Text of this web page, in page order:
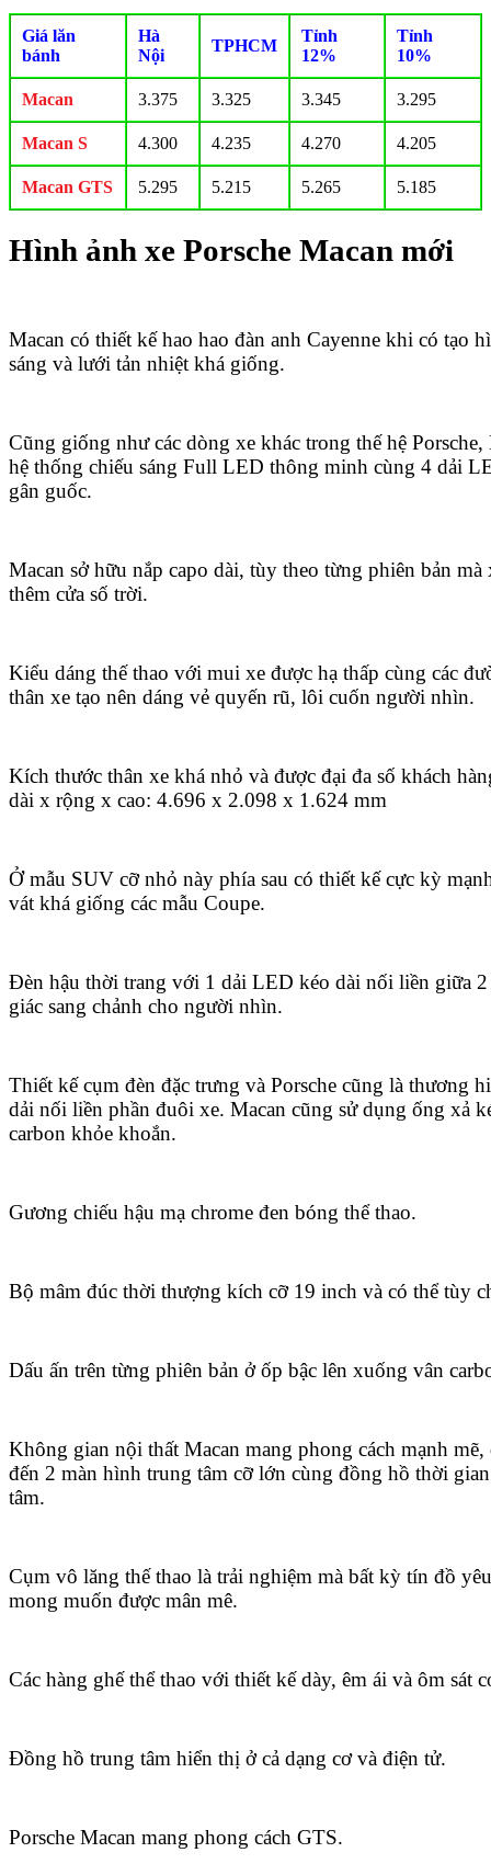
Giá lăn
bánh
Hà
Nội
TPHCM
Tỉnh
12%
Tỉnh
10%
Macan 3.375 3.325 3.345 3.295
Macan S 4.300 4.235 4.270 4.205
Macan GTS 5.295 5.215 5.265 5.185
Hình ảnh xe Porsche Macan mới
Macan có thiết kế hao hao đàn anh Cayenne khi có tạo
sáng và lưới tản nhiệt khá giống.
Cũng giống như các dòng xe khác trong thế hệ
hệ thống chiếu sáng Full LED thông minh cùng 4 dải
gân guốc.
Macan sở hữu nắp capo dài, tùy theo từng phiên bản mà
thêm cửa số trời.
Kiểu dáng thế thao với mui xe được hạ thấp cùng các
thân xe tạo nên dáng vẻ quyến rũ, lôi cuốn người nhìn.
Kích thước thân xe khá nhỏ và được đại đa số khách
dài x rộng x cao: 4.696 x 2.098 x 1.624 mm
Ở mẫu SUV cỡ nhỏ này phía sau có thiết kế cực kỳ
vát khá giống các mẫu Coupe.
Đèn hậu thời trang với 1 dải LED kéo dài nối liền giữa 2
giác sang chảnh cho người nhìn.
Thiết kế cụm đèn đặc trưng và Porsche cũng là thương
dải nối liền phần đuôi xe. Macan cũng sử dụng ống xả
carbon khỏe khoắn.
Gương chiếu hậu mạ chrome đen bóng thể thao.
Bộ mâm đúc thời thượng kích cỡ 19 inch và có thể tùy
Dấu ấn trên từng phiên bản ở ốp bậc lên xuống vân
Không gian nội thất Macan mang phong cách mạnh
đến 2 màn hình trung tâm cỡ lớn cùng đồng hồ thời
tâm.
Cụm vô lăng thế thao là trải nghiệm mà bất kỳ tín đồ
mong muốn được mân mê.
Các hàng ghế thể thao với thiết kế dày, êm ái và ôm sát
Đồng hồ trung tâm hiển thị ở cả dạng cơ và điện tử.
Porsche Macan mang phong cách GTS.